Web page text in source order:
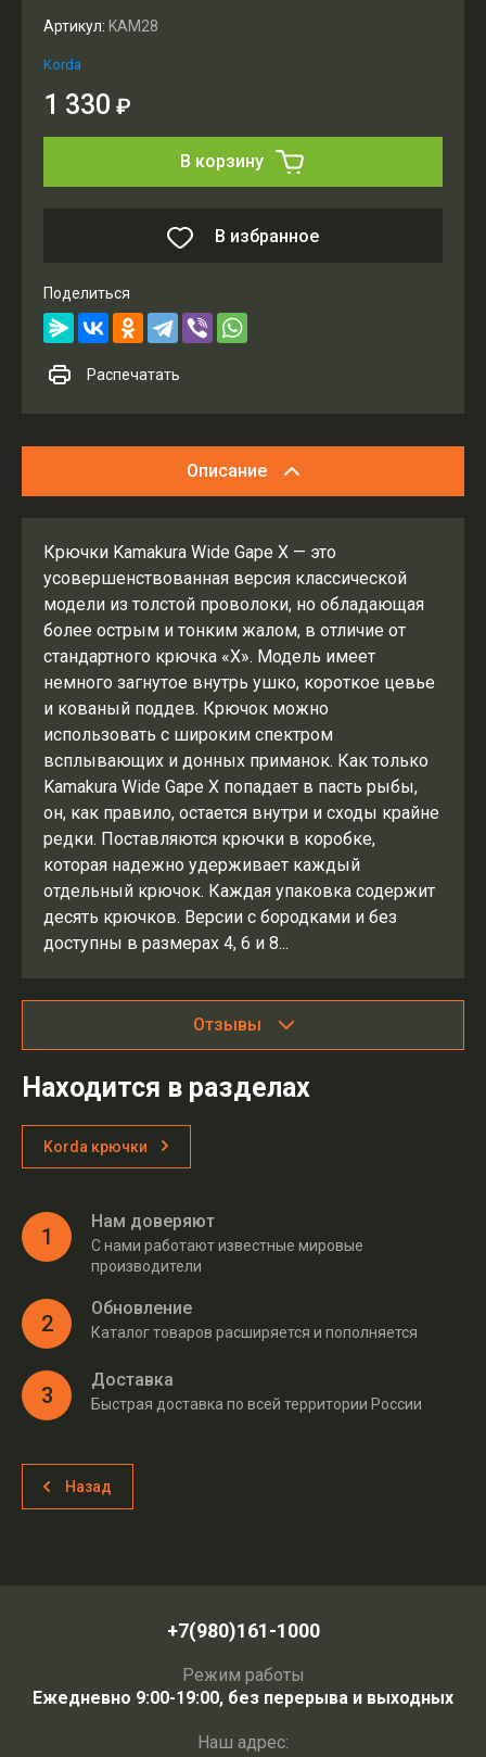
Артикул: KAM28
Korda
1 330 ₽
В корзину
В избранное
Поделиться
Распечатать
Описание
Крючки Kamakura Wide Gape X — это
усовершенствованная версия классической
модели из толстой проволоки, но обладающая
более острым и тонким жалом, в отличие от
стандартного крючка «X». Модель имеет
немного загнутое внутрь ушко, короткое цевье
и кованый поддев. Крючок можно
использовать с широким спектром
всплывающих и донных приманок. Как только
Kamakura Wide Gape X попадает в пасть рыбы,
он, как правило, остается внутри и сходы крайне
редки. Поставляются крючки в коробке,
которая надежно удерживает каждый
отдельный крючок. Каждая упаковка содержит
десять крючков. Версии с бородками и без
доступны в размерах 4, 6 и 8...
Отзывы
Находится в разделах
Korda крючки
1
Нам доверяют
С нами работают известные мировые
производители
2
Обновление
Каталог товаров расширяется и пополняется
3
Доставка
Быстрая доставка по всей территории России
Назад
+7(980)161-1000
Режим работы
Ежедневно 9:00-19:00, без перерыва и выходных
Наш адрес: